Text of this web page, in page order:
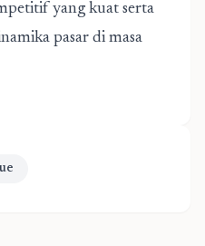
yang kuat serta
pasar di masa